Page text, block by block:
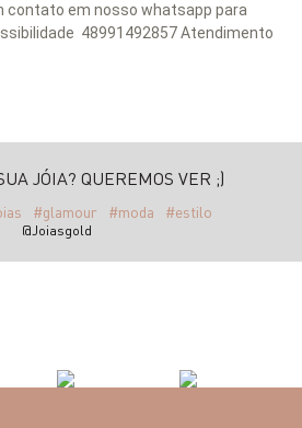
contato em nosso whatsapp para
48991492857 Atendimento
JÓIA? QUEREMOS VER ;)
#glamour #moda #estilo
@Joiasgold